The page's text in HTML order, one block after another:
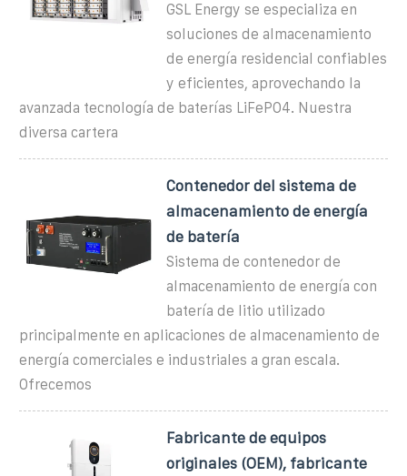
GSL Energy se especializa en
soluciones de almacenamiento
de energía residencial confiables
y eficientes, aprovechando la
avanzada tecnología de baterías LiFePO4. Nuestra
diversa cartera
Contenedor del sistema de
almacenamiento de energía
de batería
Sistema de contenedor de
almacenamiento de energía con
batería de litio utilizado
principalmente en aplicaciones de almacenamiento de
energía comerciales e industriales a gran escala.
Ofrecemos
Fabricante de equipos
originales (OEM), fabricante